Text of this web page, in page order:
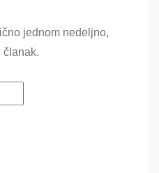
jednom nedeljno,
članak.